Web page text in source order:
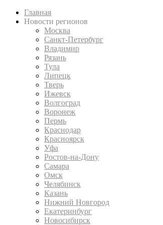
Главная
Новости регионов
Москва
Санкт-Петербург
Владимир
Рязань
Тула
Липецк
Тверь
Ижевск
Волгоград
Воронеж
Пермь
Краснодар
Красноярск
Уфа
Ростов-на-Дону
Самара
Омск
Челябинск
Казань
Нижний Новгород
Екатеринбург
Новосибирск